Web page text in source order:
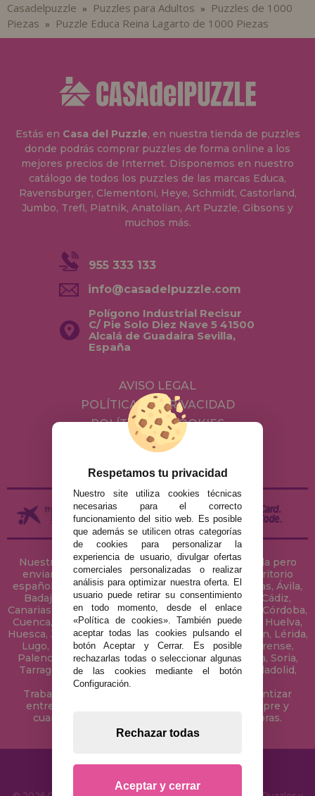
Casadelpuzzle » Puzzles para Adultos »
Puzzles de 1000
Piezas » Puzzle Educa Reina Lagarto de 1000 Piezas
Estás en Casa del Puzzle, en nuestra tienda de puzzles
donde podrás comprar puzzles de forma online a los
mejores precios de Internet. Disponemos en nuestro
catálogo de todos los puzzles de las marcas Educa,
Ravensburger, Clementoni, Heye, Schmidt, Castorland,
Jumbo, Trefl, Piatnik, Anatolian, Art Puzzle, Gibsons y
muchos más.
955 333 133
info@casadelpuzzle.com
Polígono Industrial Recisur
C/ Pie Solo Diez Nave 5 41500
Alcalá de Guadaira Sevilla,
España
AVISO LEGAL
POLÍTICA DE PRIVACIDAD
POLÍTICA DE COOKIES
ENVÍOS Y DEVOLUCIONES
Nuestra tienda de puzzles está ubicada en Sevilla pero
enviamos tus puzzles a cualquier ciudad del territorio
español: Álava, Albacete, Alicante, Almería, Asturias, Ávila,
Badajoz, Baleares, Barcelona, Burgos, Cáceres, Cádiz,
Canarias, Cantabria, Castellón, Ceuta, Ciudad Real, Córdoba,
Cuenca, Gerona, Granada, Guadalajara, Guipúzcoa, Huelva,
Huesca, Jaén, La Coruña, La Rioja, Las Palmas, Leon, Lérida,
Lugo, Madrid, Málaga, Melilla, Murcia, Navarra, Orense,
Palencia, Pontevedra, Salamanca, Segovia, Sevilla, Soria,
Tarragona, Tenerife, Teruel, Toledo, Valencia, Valladolid,
Vizcaya, Zamora y Zaragoza.
Trabajamos con Stocks permanentes para garantizar
entregas rápidas en territorio peninsular, siempre y
cuando el pedido se realice antes de las 18 horas.
Respetamos tu privacidad
Nuestro site utiliza cookies técnicas
necesarias para el correcto
funcionamiento del sitio web. Es posible
que además se utilicen otras categorías
de cookies para personalizar la
experiencia de usuario, divulgar ofertas
comerciales personalizadas o realizar
análisis para optimizar nuestra oferta. El
usuario puede retirar su consentimiento
en todo momento, desde el enlace
«Política de cookies». También puede
aceptar todas las cookies pulsando el
botón Aceptar y Cerrar. Es posible
rechazarlas todas o seleccionar algunas
de las cookies mediante el botón
Configuración.
Rechazar todas
Aceptar y cerrar